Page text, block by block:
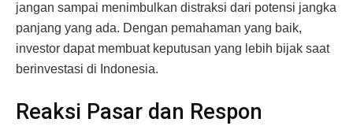
jangan sampai menimbulkan distraksi dari potensi jangka
panjang yang ada. Dengan pemahaman yang baik,
investor dapat membuat keputusan yang lebih bijak saat
berinvestasi di Indonesia.
Reaksi Pasar dan Respon